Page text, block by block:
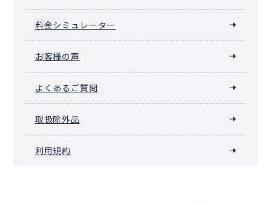
料金シミュレーター
お客様の声
よくあるご質問
取扱除外品
利用規約